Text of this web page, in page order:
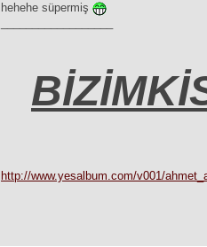
hehehe süpermiş
http://www.yesalbum.com/v001/